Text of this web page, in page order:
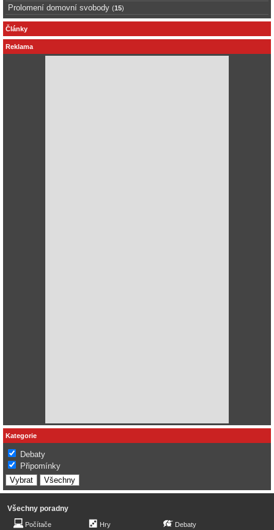
Prolomení domovní svobody (15)
Články
Reklama
Kategorie
Debaty
Připomínky
Všechny poradny
Počítače Hry Debaty